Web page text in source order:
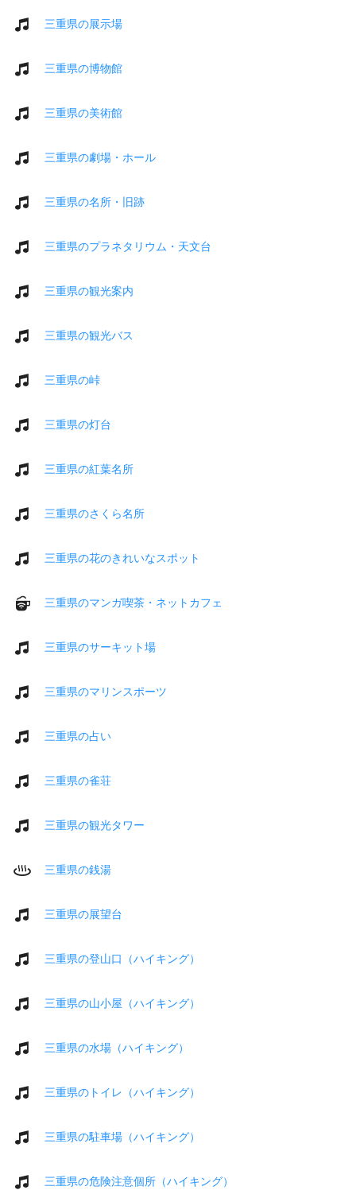
三重県の展示場
三重県の博物館
三重県の美術館
三重県の劇場・ホール
三重県の名所・旧跡
三重県のプラネタリウム・天文台
三重県の観光案内
三重県の観光バス
三重県の峠
三重県の灯台
三重県の紅葉名所
三重県のさくら名所
三重県の花のきれいなスポット
三重県のマンガ喫茶・ネットカフェ
三重県のサーキット場
三重県のマリンスポーツ
三重県の占い
三重県の雀荘
三重県の観光タワー
三重県の銭湯
三重県の展望台
三重県の登山口（ハイキング）
三重県の山小屋（ハイキング）
三重県の水場（ハイキング）
三重県のトイレ（ハイキング）
三重県の駐車場（ハイキング）
三重県の危険注意個所（ハイキング）